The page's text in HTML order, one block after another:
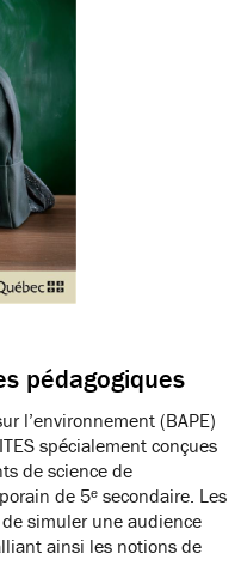
pédagogiques
l’environnement (BAPE)
spécialement conçues
de science de
de 5ᵉ secondaire. Les
simuler une audience
ainsi les notions de